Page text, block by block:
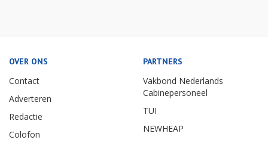
OVER ONS
Contact
Adverteren
Redactie
Colofon
PARTNERS
Vakbond Nederlands
Cabinepersoneel
TUI
NEWHEAP